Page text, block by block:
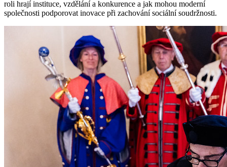
roli hrají instituce, vzdělání a konkurence a jak mohou moderní
společnosti podporovat inovace při zachování sociální soudržnosti.